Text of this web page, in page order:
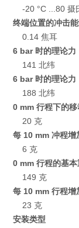
-20 °C ...80 摄
终端位置的冲击
0.14 焦耳
6 bar 时的理论力
141 北纬
6 bar 时的理论力
188 北纬
0 mm 行程下的移
20 克
每 10 mm 冲程增
6 克
0 mm 行程的基本
149 克
每 10 mm 行程增
23 克
安装类型